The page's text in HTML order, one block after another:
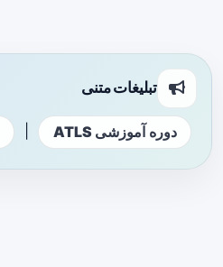
تبلیغات متنی
دوره آموزشی ATLS